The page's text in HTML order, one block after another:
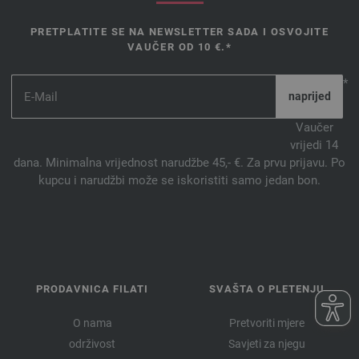
117-tamno ljubičasta | EAN: 4033493149945
119-pijesak | EAN: 4033493168205
120-siva zelena | EAN: 4033493168212
123-plava ljubičasta | EAN: 4033493168243
124-žabljak žuto | EAN: 4033493168250
129-trava zelena | EAN: 4033493187466
130-nježna plava | EAN: 4033493187473
131-teint | EAN: 4033493207461
PRETPLATITE SE NA NEWSLETTER SADA I OSVOJITE
VAUČER OD 10 €.*
*
Vaučer
vrijedi 14
dana. Minimalna vrijednost narudžbe 45,- €. Za prvu prijavu. Po
kupcu i narudžbi može se iskoristiti samo jedan bon.
PRODAVNICA FILATI
O nama
održivost
SVAŠTA O PLETENJU
Pretvoriti mjere
Savjeti za njegu